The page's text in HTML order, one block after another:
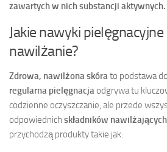
zawartych w nich substancji aktywnych.
Jakie nawyki
nawilżanie?
Zdrowa, nawilżona skórato podstawa
regularna pielęgnacjaodgrywa tu
codzienne oczyszczanie, ale przede
odpowiednich składników nawilżających
przychodzą produkty takie jak: